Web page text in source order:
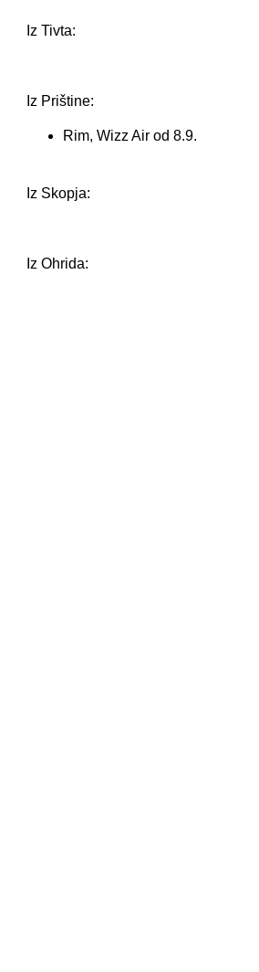
Iz Tivta:
Iz Prištine:
Rim, Wizz Air od 8.9.
Iz Skopja:
Iz Ohrida: